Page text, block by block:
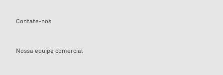
Contate-nos
Nossa equipe comercial